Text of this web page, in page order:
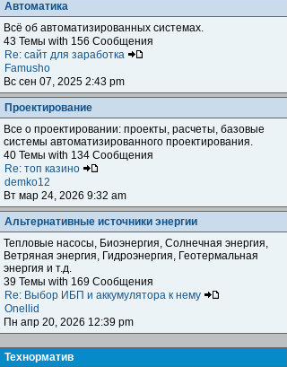
Автоматика
Всё об автоматизированных системах.
43 Темы with 156 Сообщения
Re: сайт для заработка
Famusho
Вс сен 07, 2025 2:43 pm
Проектирование
Все о проектировании: проекты, расчеты, базовые
системы автоматизированного проектирования.
40 Темы with 134 Сообщения
Re: топ казино
demko12
Вт мар 24, 2026 9:32 am
Альтернативные источники энергии
Тепловые насосы, Биоэнергия, Солнечная энергия,
Ветряная энергия, Гидроэнергия, Геотермальная
энергия и т.д.
39 Темы with 169 Сообщения
Re: Выбор ИБП и аккумулятора к нему
Onellid
Пн апр 20, 2026 12:39 pm
Teхнорматив